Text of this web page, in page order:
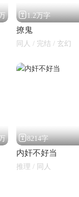
1.2万字
撩鬼
同人 / 完结 / 玄幻
8214字
内奸不好当
推理 / 同人